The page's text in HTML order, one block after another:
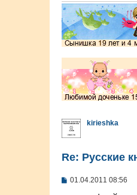
е
kirieshka
Re: Русские
С
01.04.2011 08:56